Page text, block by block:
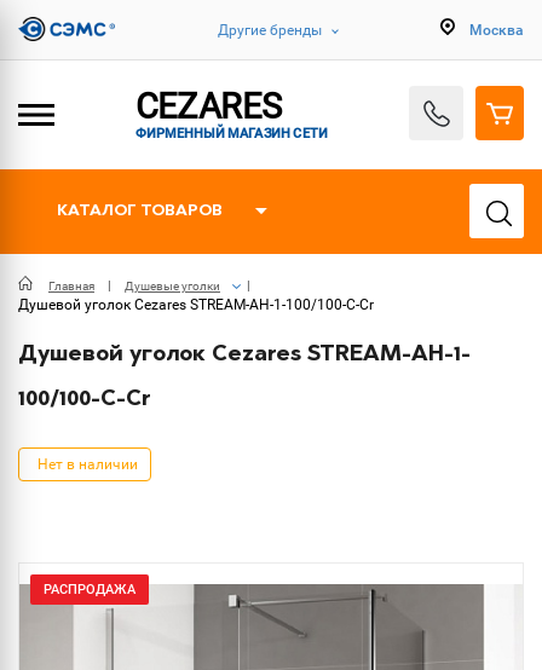
Другие бренды Москва
CEZARES
ФИРМЕННЫЙ МАГАЗИН СЕТИ
КАТАЛОГ ТОВАРОВ
Главная Душевые уголки
Душевой уголок Cezares STREAM-AH-1-100/100-C-Cr
Душевой уголок Cezares STREAM-AH-1-
100/100-C-Cr
Нет в наличии
РАСПРОДАЖА